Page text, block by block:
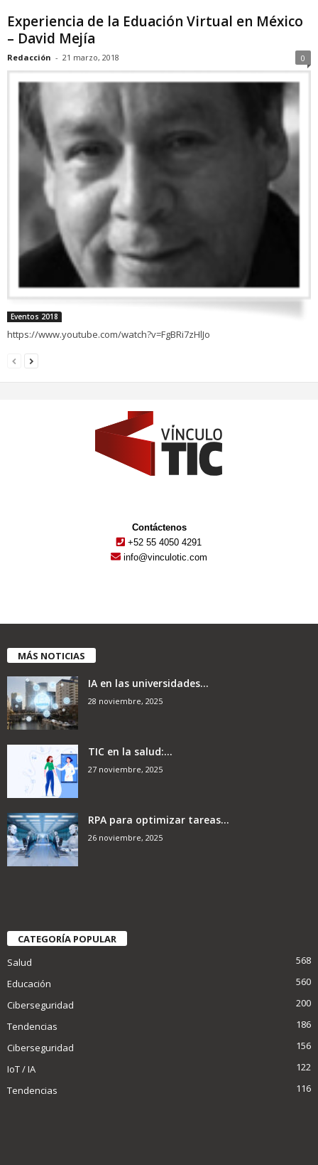
Experiencia de la Eduación Virtual en México
– David Mejía
Redacción - 21 marzo, 2018 0
Eventos 2018
https://www.youtube.com/watch?v=FgBRi7zHlJo
Contáctenos
+52 55 4050 4291
info@vinculotic.com
MÁS NOTICIAS
IA en las universidades...
28 noviembre, 2025
TIC en la salud:...
27 noviembre, 2025
RPA para optimizar tareas...
26 noviembre, 2025
CATEGORÍA POPULAR
Salud
568
Educación
560
Ciberseguridad
200
Tendencias
186
Ciberseguridad
156
IoT / IA
122
Tendencias
116